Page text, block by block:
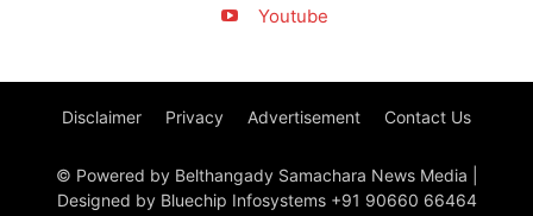
Youtube
Disclaimer Privacy Advertisement Contact Us
© Powered by Belthangady Samachara News Media |
Designed by Bluechip Infosystems +91 90660 66464